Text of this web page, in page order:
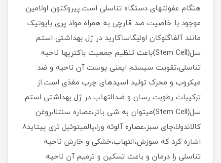
هنگام عفونتهای دستگاه تناسلی است.پیروکتون اولامین
موجود با خاصیت ضد قارچی به همراه مواد پری بایوتیک
مانند آلفاگلوکان اولیگاساکارید در ژل بهداشتی استم
سل(Stem Cell)باعث تنظیم جمعیت باکتریها ناحیه
تناسلی،تقویت سیستم ایمنی پوست آن ناحیه و ضد
میکروب و محرک تولید اسیدهای چرب مغذی است.از
ترکیبات رطوبت رسان و ضدالتهاب در ژل بهداشتی استم
سل(Stem Cell)میتوان به شی باتر،عصاره سنتلا،روغن
کالاندولا،چای سبز،عصاره آلوئه ورا،پالمیتوئیل تری پپتاید8
اشاره کرد که سوزش،التهاب،خشکی و خارش ناحیه
تناسلی را درمان و باعث تسکین و ترمیم آن ناحیه